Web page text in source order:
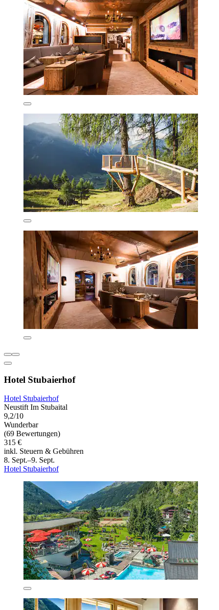
Hotel Stubaierhof
Hotel Stubaierhof
Neustift Im Stubaital
9,2/10
Wunderbar
(69 Bewertungen)
315 €
inkl. Steuern & Gebühren
8. Sept.–9. Sept.
Hotel Stubaierhof